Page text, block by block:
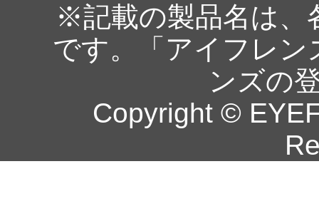
※記載の製品名は、
です。「アイフレ
ンズの
Copyright ©